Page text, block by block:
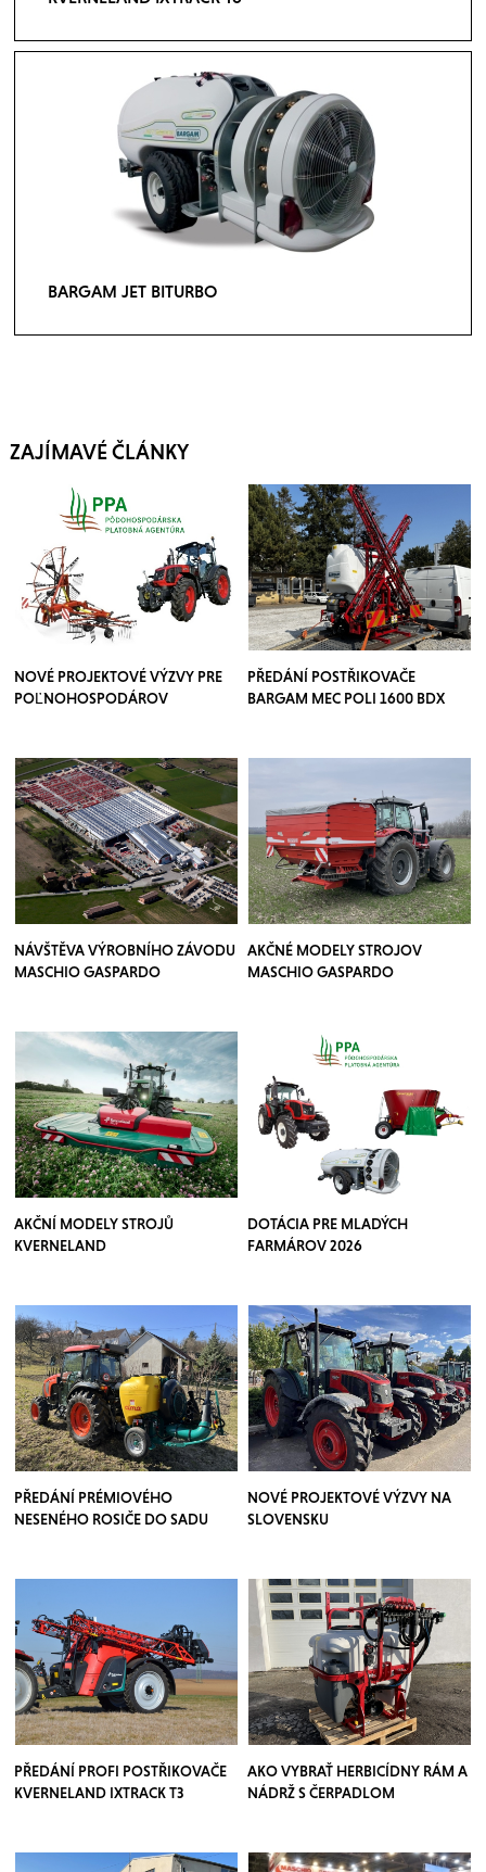
BARGAM JET BITURBO
ZAJÍMAVÉ ČLÁNKY
NOVÉ PROJEKTOVÉ VÝZVY PRE
POĽNOHOSPODÁROV
PŘEDÁNÍ POSTŘIKOVAČE
BARGAM MEC POLI 1600 BDX
NÁVŠTĚVA VÝROBNÍHO ZÁVODU
MASCHIO GASPARDO
AKČNÉ MODELY STROJOV
MASCHIO GASPARDO
AKČNÍ MODELY STROJŮ
KVERNELAND
DOTÁCIA PRE MLADÝCH
FARMÁROV 2026
PŘEDÁNÍ PRÉMIOVÉHO
NESENÉHO ROSIČE DO SADU
NOVÉ PROJEKTOVÉ VÝZVY NA
SLOVENSKU
PŘEDÁNÍ PROFI POSTŘIKOVAČE
KVERNELAND IXTRACK T3
AKO VYBRAŤ HERBICÍDNY RÁM A
NÁDRŽ S ČERPADLOM